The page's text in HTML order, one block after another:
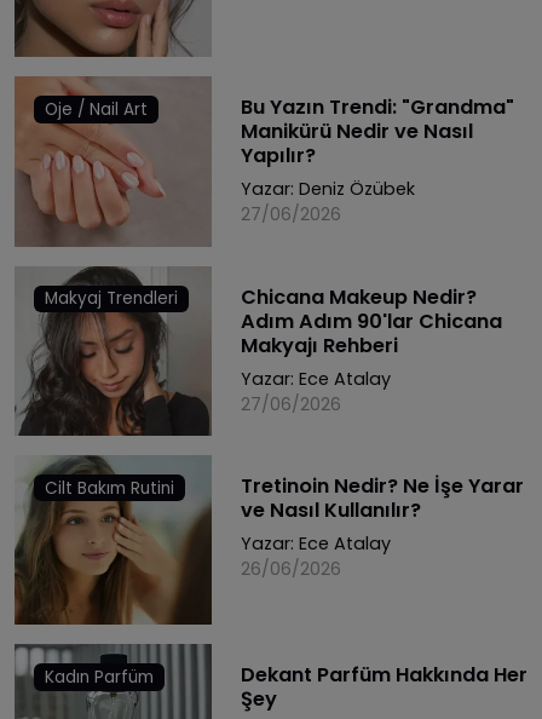
Oje / Nail Art
Bu Yazın Trendi: "Grandma"
Manikürü Nedir ve Nasıl
Yapılır?
Yazar: Deniz Özübek
27/06/2026
Makyaj Trendleri
Chicana Makeup Nedir?
Adım Adım 90'lar Chicana
Makyajı Rehberi
Yazar: Ece Atalay
27/06/2026
Cilt Bakım Rutini
Tretinoin Nedir? Ne İşe Yarar
ve Nasıl Kullanılır?
Yazar: Ece Atalay
26/06/2026
Kadın Parfüm
Dekant Parfüm Hakkında Her
Şey